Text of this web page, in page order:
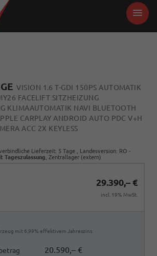
VISION 1.6 T-GDI 150PS AUTOMATIK
FACELIFT SITZHEIZUNG
KLIMAAUTOMATIK NAVI BLUETOOTH
CARPLAY ANDROID AUTO PDC V+H
ACC 2X KEYLESS
Lieferzeit: 5 Tage , Landesversion: RO -
Tageszulassung , Zentrallager (extern)
29.390,– €
incl. 19% MwSt.
mit 6,99% effektivem Jahreszins
20.590,– €